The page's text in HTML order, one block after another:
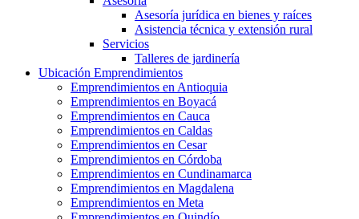
Asesoría jurídica en bienes y raíces
Asistencia técnica y extensión rural
Servicios
Talleres de jardinería
Ubicación Emprendimientos
Emprendimientos en Antioquia
Emprendimientos en Boyacá
Emprendimientos en Cauca
Emprendimientos en Caldas
Emprendimientos en Cesar
Emprendimientos en Córdoba
Emprendimientos en Cundinamarca
Emprendimientos en Magdalena
Emprendimientos en Meta